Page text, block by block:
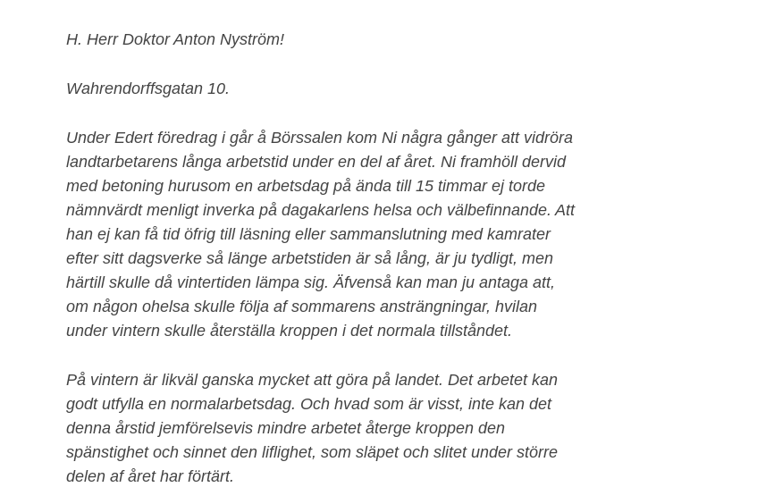
H. Herr Doktor Anton Nyström!
Wahrendorffsgatan 10.
Under Edert föredrag i går å Börssalen kom Ni några gånger att vidröra
landtarbetarens långa arbetstid under en del af året. Ni framhöll dervid
med betoning hurusom en arbetsdag på ända till 15 timmar ej torde
nämnvärdt menligt inverka på dagakarlens helsa och välbefinnande. Att
han ej kan få tid öfrig till läsning eller sammanslutning med kamrater
efter sitt dagsverke så länge arbetstiden är så lång, är ju tydligt, men
härtill skulle då vintertiden lämpa sig. Äfvenså kan man ju antaga att,
om någon ohelsa skulle följa af sommarens ansträngningar, hvilan
under vintern skulle återställa kroppen i det normala tillståndet.
På vintern är likväl ganska mycket att göra på landet. Det arbetet kan
godt utfylla en normalarbetsdag. Och hvad som är visst, inte kan det
denna årstid jemförelsevis mindre arbetet återge kroppen den
spänstighet och sinnet den liflighet, som släpet och slitet under större
delen af året har förtärt.